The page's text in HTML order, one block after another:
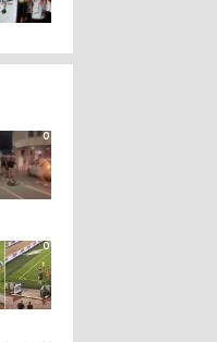
0
0